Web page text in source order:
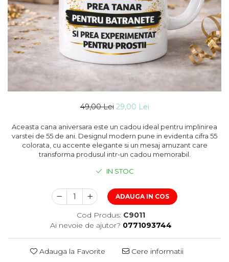
49,00 Lei 29,00 Lei
Aceasta cana aniversara este un cadou ideal pentru implinirea
varstei de 55 de ani. Designul modern pune in evidenta cifra 55
colorata, cu accente elegante si un mesaj amuzant care
transforma produsul intr-un cadou memorabil.
IN STOC
ADAUGA IN COS
Cod Produs: C9011
Ai nevoie de ajutor? 0771093744
Adauga la Favorite Cere informatii